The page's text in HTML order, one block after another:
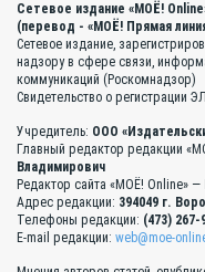
Сетевое издание «МОЁ!
(перевод - «МОЁ! Прямая
Сетевое издание,
надзору в сфере связи,
коммуникаций (Роскомнадзор)
Свидетельство о регистрации
Учредитель: ООО
Главный редактор редакции
Владимирович
Редактор сайта «МОЁ! Online» —
Адрес редакции: 394049 г.
Телефоны редакции: (473) 267-
E-mail редакции: web@moe-